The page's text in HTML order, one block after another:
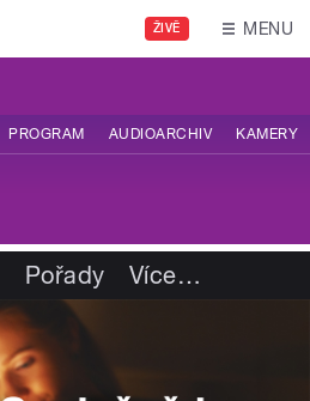
ŽIVĚ MENU
PROGRAM AUDIOARCHIV KAMERY
Pořady Více…